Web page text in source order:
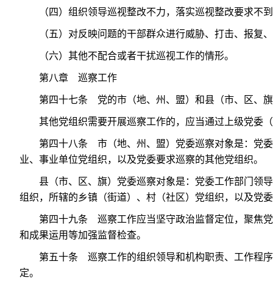
（四）组织领导巡视整改不力，落实巡视整改要求不
（五）对反映问题的干部群众进行威胁、打击、报复
（六）其他不配合或者干扰巡视工作的情形。
第八章 巡察工作
第四十七条 党的市（地、州、盟）和县（市、区、
其他党组织需要开展巡察工作的，应当通过上级党委
第四十八条 市（地、州、盟）党委巡察对象是：党
业、事业单位党组织，以及党委要求巡察的其他党组织。
县（市、区、旗）党委巡察对象是：党委工作部门领
组织，所辖的乡镇（街道）、村（社区）党组织，以及党
第四十九条 巡察工作应当坚守政治监督定位，聚焦
和成果运用等加强监督检查。
第五十条 巡察工作的组织领导和机构职责、工作程
定。